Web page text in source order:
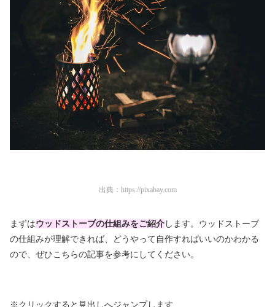
出典： https://pixabay.com
まずはウッドストーブの仕組みをご紹介 します。ウッドストーブ
の仕組みが理解できれば、どうやって自作すればいいのかわかる
ので、ぜひこちらの記事を参考にしてください。
※クリックすると見出しへジャンプします